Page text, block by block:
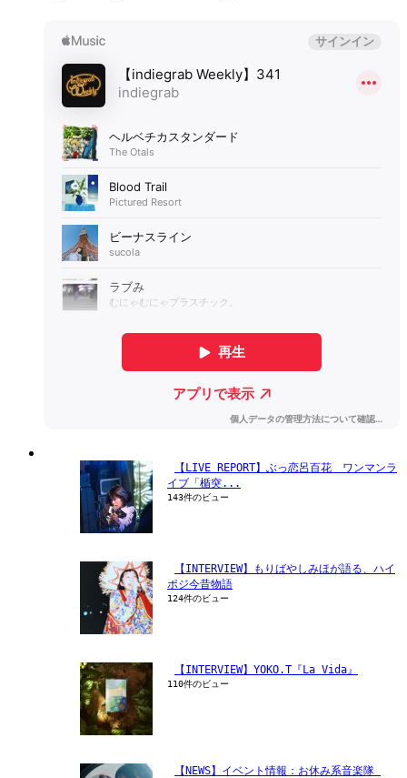
【LIVE REPORT】ぶっ恋呂百花　ワンマンラ
イブ「楯突...
143件のビュー
【INTERVIEW】もりばやしみほが語る、ハイ
ポジ今昔物語
124件のビュー
【INTERVIEW】YOKO.T『La Vida』
110件のビュー
【NEWS】イベント情報：お休み系音楽隊